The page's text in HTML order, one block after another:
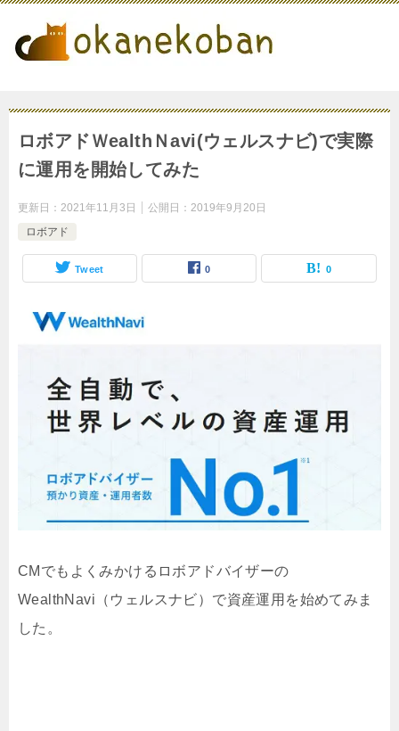
ロボアドＷealthＮavi(ウェルスナビ)で実際
に運用を開始してみた
更新日： 2021年11月3日 公開日： 2019年9月20日
ロボアド
Tweet 0 0
CMでもよくみかけるロボアドバイザーの
WealthNavi（ウェルスナビ）で資産運用を始めてみま
した。